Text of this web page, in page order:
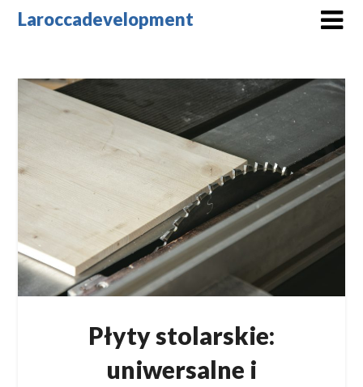
SkipLaroccadevelopment
Płyty stolarskie:
uniwersalne i